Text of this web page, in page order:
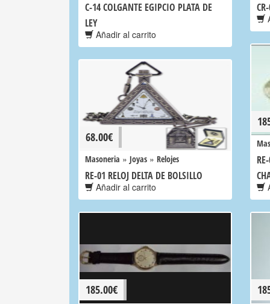
C-14 COLGANTE EGIPCIO PLATA DE
LEY
Añadir al carrito
68.00€
Masoneria » Joyas » Relojes
RE-01 RELOJ DELTA DE BOLSILLO
Añadir al carrito
185.00€